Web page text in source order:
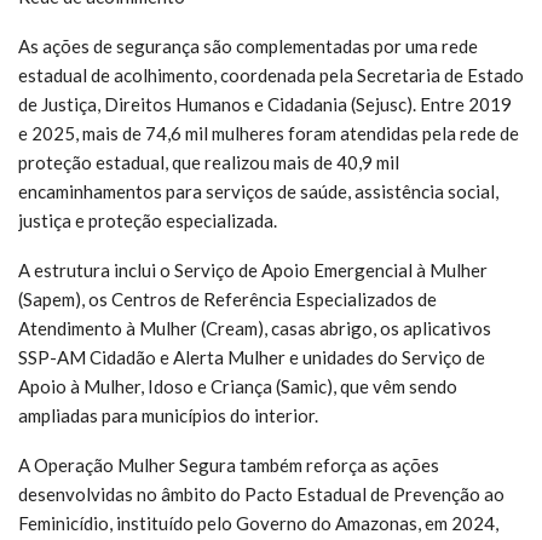
As ações de segurança são complementadas por uma rede
estadual de acolhimento, coordenada pela Secretaria de Estado
de Justiça, Direitos Humanos e Cidadania (Sejusc). Entre 2019
e 2025, mais de 74,6 mil mulheres foram atendidas pela rede de
proteção estadual, que realizou mais de 40,9 mil
encaminhamentos para serviços de saúde, assistência social,
justiça e proteção especializada.
A estrutura inclui o Serviço de Apoio Emergencial à Mulher
(Sapem), os Centros de Referência Especializados de
Atendimento à Mulher (Cream), casas abrigo, os aplicativos
SSP-AM Cidadão e Alerta Mulher e unidades do Serviço de
Apoio à Mulher, Idoso e Criança (Samic), que vêm sendo
ampliadas para municípios do interior.
A Operação Mulher Segura também reforça as ações
desenvolvidas no âmbito do Pacto Estadual de Prevenção ao
Feminicídio, instituído pelo Governo do Amazonas, em 2024,